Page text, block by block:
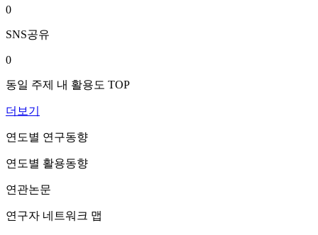
0
SNS공유
0
동일 주제 내 활용도 TOP
더보기
연도별 연구동향
연도별 활용동향
연관논문
연구자 네트워크 맵